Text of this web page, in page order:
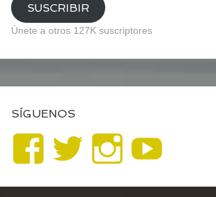
SUSCRIBIR
Únete a otros 127K suscriptores
SÍGUENOS
Ver
perfil
Ver
perfil
Ver
perfil